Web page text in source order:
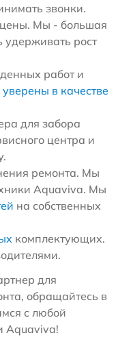
звонки.
Мы - большая
удерживать рост
работ и
в качестве
для забора
центра и
ремонта. Мы
Aquaviva. Мы
на собственных
комплектующих.
для
обращайтесь в
с любой
Aquaviva!